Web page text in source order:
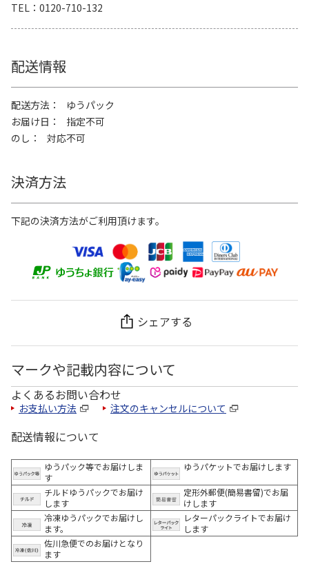
TEL
0120-710-132
配送情報
配送方法
ゆうパック
お届け日
指定不可
のし
対応不可
決済方法
下記の決済方法がご利用頂けます。
シェアする
マークや記載内容について
よくあるお問い合わせ
お支払い方法 注文のキャンセルについて
配送情報について
ゆうパック等でお届けしま
す
ゆうパケットでお届けします
チルドゆうパックでお届け
します
定形外郵便(簡易書留)でお届
けします
冷凍ゆうパックでお届けし
ます。
レターパックライトでお届け
します
佐川急便でのお届けとなり
ます